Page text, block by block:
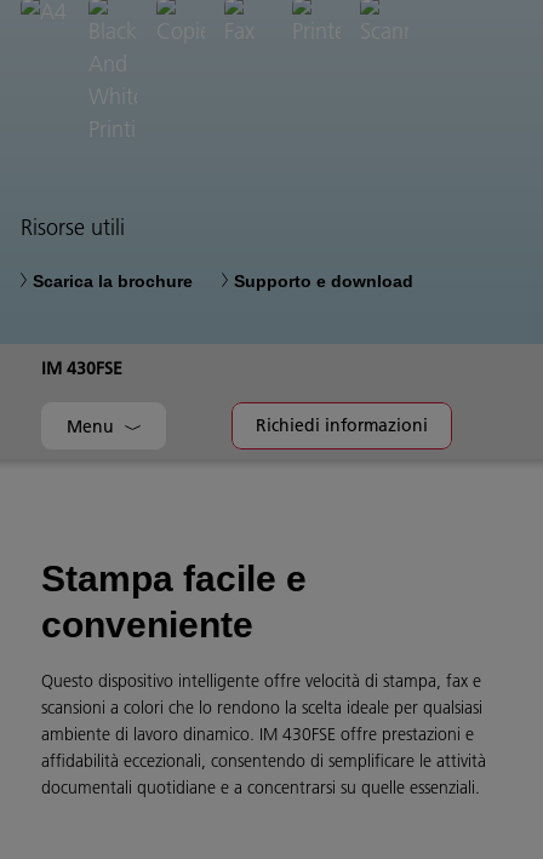
Risorse utili
Scarica la brochure Supporto e download
IM 430FSE
Menu Richiedi informazioni
Stampa facile e
conveniente
Questo dispositivo intelligente offre velocità di stampa, fax e
scansioni a colori che lo rendono la scelta ideale per qualsiasi
ambiente di lavoro dinamico. IM 430FSE offre prestazioni e
affidabilità eccezionali, consentendo di semplificare le attività
documentali quotidiane e a concentrarsi su quelle essenziali.